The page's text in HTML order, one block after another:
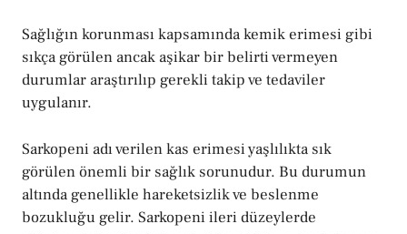
Sağlığın korunması kapsamında kemik erimesi gibi
sıkça görülen ancak aşikar bir belirti vermeyen
durumlar araştırılıp gerekli takip ve tedaviler
uygulanır.
Sarkopeni adı verilen kas erimesi yaşlılıkta sık
görülen önemli bir sağlık sorunudur. Bu durumun
altında genellikle hareketsizlik ve beslenme
bozukluğu gelir. Sarkopeni ileri düzeylerde